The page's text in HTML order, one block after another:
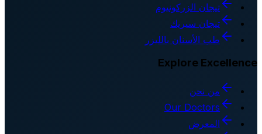
تيجان الزركونيوم
تيجان سيريك
طب الأسنان بالليزر
Explore Excellence
من نحن
Our Doctors
المعرض